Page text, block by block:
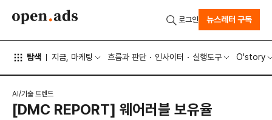
탐색 지금, 마케팅 흐름과 판단 인사이터 실행도구 O'story
로그인 뉴스레터 구독
AI/기술 트렌드
[DMC REPORT] 웨어러블 보유율